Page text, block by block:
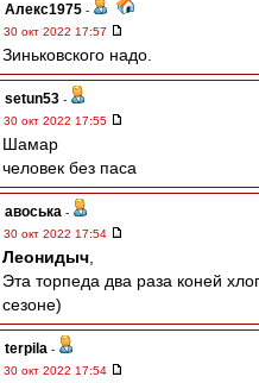
Алекс1975 -
30 окт 2022 17:57
Зиньковского надо.
setun53 -
30 окт 2022 17:55
Шамар
человек без паса
авоська -
30 окт 2022 17:54
Леонидыч
Эта торпеда два раза коней
сезоне)
terpila -
30 окт 2022 17:54